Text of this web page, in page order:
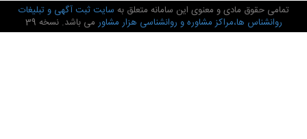
تمامی حقوق مادی و معنوی این سامانه متعلق به سایت ثبت آگهی و تبلیغات
روانشناس ها،مراکز مشاوره و روانشناسی هزار مشاور می باشد. نسخه 39